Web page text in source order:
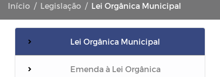
Início Legislação Lei Orgânica Municipal
Lei Orgânica Municipal
Emenda à Lei Orgânica